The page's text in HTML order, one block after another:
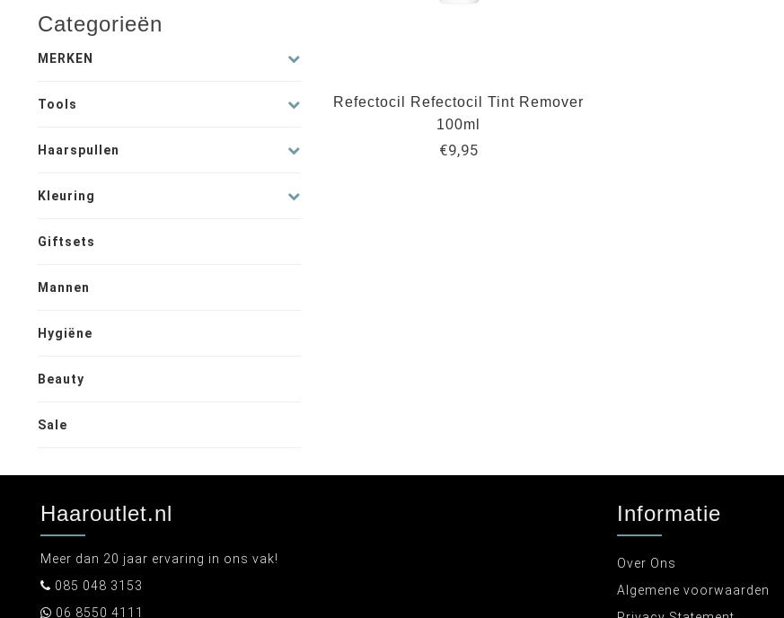
Categorieën
MERKEN
Tools
Haarspullen
Kleuring
Giftsets
Mannen
Hygiëne
Beauty
Sale
Refectocil Refectocil Tint Remover
100ml
€9,95
Haaroutlet.nl
Meer dan 20 jaar ervaring in ons vak!
085 048 3153
06 8550 4111
Informatie
Over Ons
Algemene voorwaarden